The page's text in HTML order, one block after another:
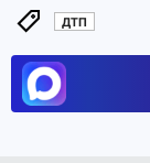
ДТП